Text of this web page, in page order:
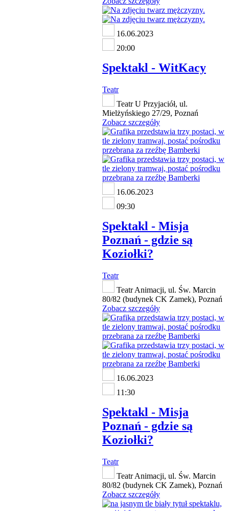
16.06.2023
20:00
Spektakl - WitKacy
Teatr
Teatr U Przyjaciół, ul.
Mielżyńskiego 27/29, Poznań
Zobacz szczegóły
16.06.2023
09:30
Spektakl - Misja
Poznań - gdzie są
Koziołki?
Teatr
Teatr Animacji, ul. Św. Marcin
80/82 (budynek CK Zamek), Poznań
Zobacz szczegóły
16.06.2023
11:30
Spektakl - Misja
Poznań - gdzie są
Koziołki?
Teatr
Teatr Animacji, ul. Św. Marcin
80/82 (budynek CK Zamek), Poznań
Zobacz szczegóły